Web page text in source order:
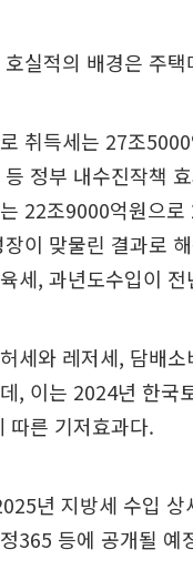
실적의 배경은 주
취득세는 27조
등 정부 내수진작책
22조9000억원으
장이 맞물린 결과로
세, 과년도수입이
세와 레저세, 담배
, 이는 2024년 한국
따른 기저효과다.
년 지방세 수입
365 등에 공개될 예